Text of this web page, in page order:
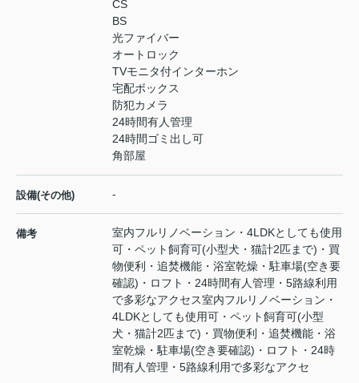
CS
BS
光ファイバー
オートロック
TVモニタ付インターホン
宅配ボックス
防犯カメラ
24時間有人管理
24時間ゴミ出し可
角部屋
設備(その他) -
備考
室内フルリノベーション・4LDKとしても使用
可・ペット飼育可(小型犬・猫計2匹まで)・買
物便利・追焚機能・浴室乾燥・駐車場(空き要
確認)・ロフト・24時間有人管理・5路線利用
で多彩なアクセス室内フルリノベーション・
4LDKとしても使用可・ペット飼育可(小型
犬・猫計2匹まで)・買物便利・追焚機能・浴
室乾燥・駐車場(空き要確認)・ロフト・24時
間有人管理・5路線利用で多彩なアクセ